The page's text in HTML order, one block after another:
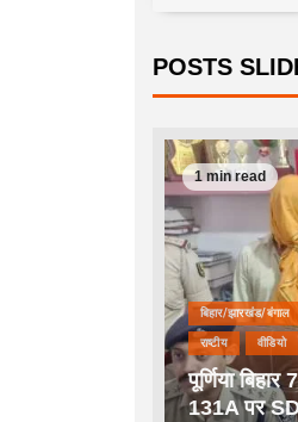
POSTS
1 min read
बिहार/झारखंड/बंगाल
राष्टीय वीडियो
पूर्णिया
131A पर